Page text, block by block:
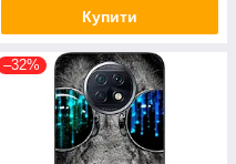
Купити
–32%